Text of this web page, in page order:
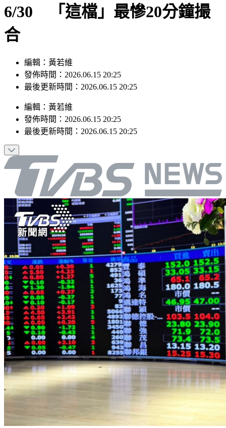
6/30 「這檔」最慘20分鐘撮
合
編輯：黃若維
發佈時間：2026.06.15 20:25
最後更新時間：2026.06.15 20:25
編輯 ： 黃若維
發佈時間： 2026.06.15 20:25
最後更新時間： 2026.06.15 20:25